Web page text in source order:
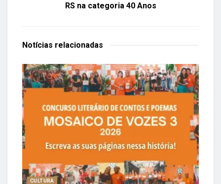
RS na categoria 40 Anos
Notícias relacionadas
CULTURA